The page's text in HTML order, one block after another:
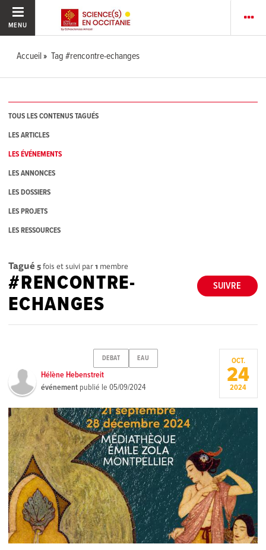
MENU
Accueil Tag #rencontre-echanges
TOUS LES CONTENUS TAGUÉS
LES ARTICLES
LES ÉVÉNEMENTS
LES ANNONCES
LES DOSSIERS
LES PROJETS
LES RESSOURCES
Tagué 5fois et suivi par1 membre
SUIVRE
#RENCONTRE-
ECHANGES
DEBAT EAU
Hélène Hebenstreit
événement publié le05/09/2024
OCT.
24
2024